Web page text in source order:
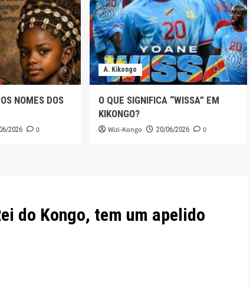
NOMES DOS
2026 0
A. Kikongo
O QUE SIGNIFICA “WISSA” EM
KIKONGO?
Wizi-Kongo 20/06/2026 0
do Kongo, tem um apelido